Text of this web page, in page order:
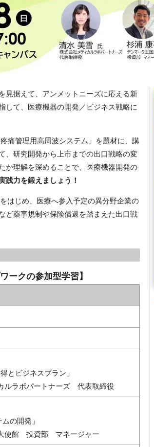
見据えて、アンメットニーズに応える新
して、医療機器の開発／ビジネス戦略に
疼痛管理用高周波システム」を題材に、講
、研究開発から上市までの出口戦略の変
か理解を深めることで、医療機器開発の
践力を鍛えましょう！
はじめ、医療へ参入予定の異分野企業の
ど薬事規制や保険償還を踏まえた出口戦
ークの参加型学習】
とビジネスプラン」
ラボパートナーズ 代表取締役
の開発」
使館 投資部 マネージャー